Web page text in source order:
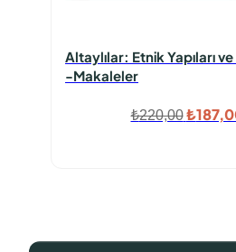
Altaylılar: Etnik Yapıları
-Makaleler
₺220,00 Orijinal
₺